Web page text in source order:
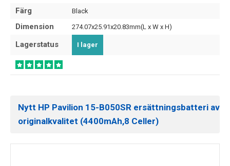
Färg Black
Dimension 274.07x25.91x20.83mm(L x W x H)
Lagerstatus I lager
Nytt HP Pavilion 15-B050SR ersättningsbatteri av
originalkvalitet (4400mAh,8 Celler)